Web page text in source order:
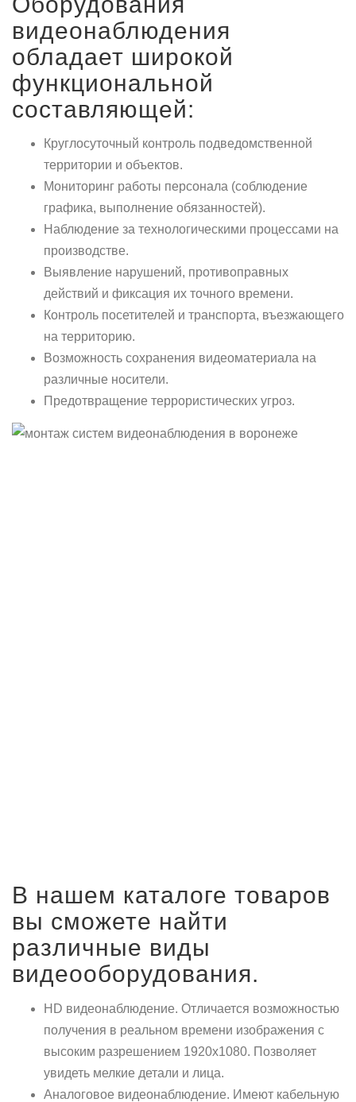
видеонаблюдения
обладает широкой
функциональной
составляющей:
Круглосуточный контроль подведомственной
территории и объектов.
Мониторинг работы персонала (соблюдение
графика, выполнение обязанностей).
Наблюдение за технологическими процессами на
производстве.
Выявление нарушений, противоправных
действий и фиксация их точного времени.
Контроль посетителей и транспорта, въезжающего
на территорию.
Возможность сохранения видеоматериала на
различные носители.
Предотвращение террористических угроз.
В нашем каталоге товаров
вы сможете найти
различные виды
видеооборудования.
HD видеонаблюдение. Отличается возможностью
получения в реальном времени изображения с
высоким разрешением 1920х1080. Позволяет
увидеть мелкие детали и лица.
Аналоговое видеонаблюдение. Имеют кабельную